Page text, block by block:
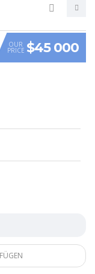
VIDEO
OUR
PRICE $45 000